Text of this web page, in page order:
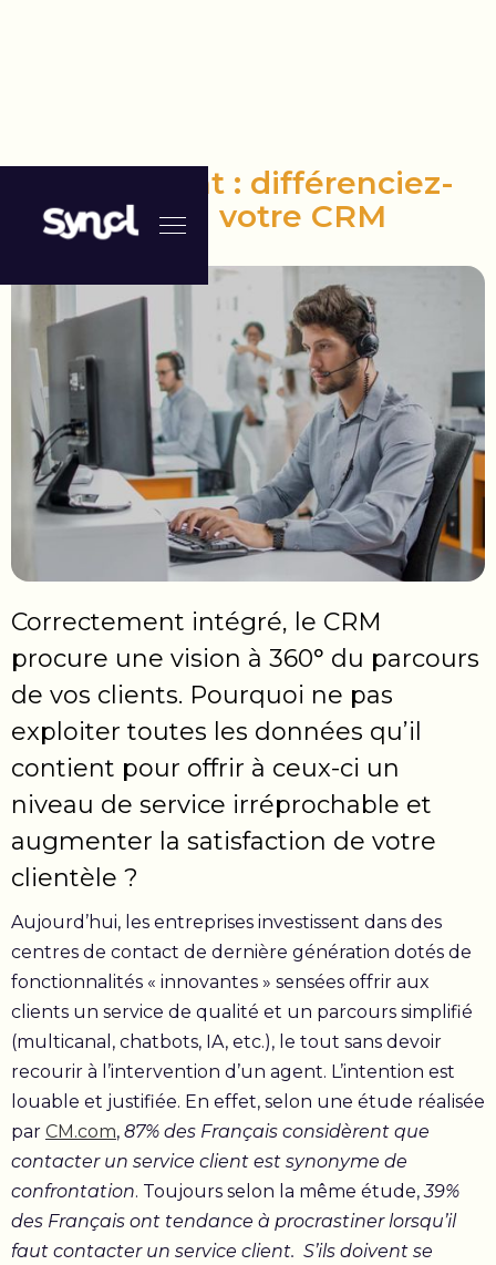
Service client : différenciez-
vous grâce à votre CRM
Correctement intégré, le CRM
procure une vision à 360° du parcours
de vos clients. Pourquoi ne pas
exploiter toutes les données qu’il
contient pour offrir à ceux-ci un
niveau de service irréprochable et
augmenter la satisfaction de votre
clientèle ?
Aujourd’hui, les entreprises investissent dans des
centres de contact de dernière génération dotés de
fonctionnalités « innovantes » sensées offrir aux
clients un service de qualité et un parcours simplifié
(multicanal, chatbots, IA, etc.), le tout sans devoir
recourir à l’intervention d’un agent. L’intention est
louable et justifiée. En effet, selon une étude réalisée
par CM.com, 87% des Français considèrent que
contacter un service client est synonyme de
confrontation. Toujours selon la même étude,39%
des Français ont tendance à procrastiner lorsqu’il
faut contacter un service client. S’ils doivent se